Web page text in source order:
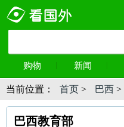
购物 新闻
当前位置： 首页 > 巴西 >
巴西教育部